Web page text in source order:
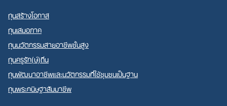
ทุนสร้างโอกาส
ทุนเสมอภาค
ทุนนวัตกรรมสายอาชีพชั้นสูง
ทุนครูรัก(ษ์)ถิ่น
ทุนพัฒนาอาชีพและนวัตกรรมที่ใช้ชุมชนเป็นฐาน
ทุนพระกนิษฐาสัมมาชีพ